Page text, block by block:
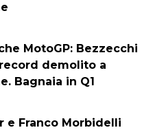
MotoGP: Bezzecchi
demolito a
Bagnaia in Q1
e Franco Morbidelli